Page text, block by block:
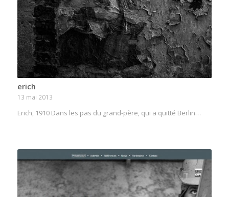
erich
13 mai 2013
Erich, 1910 Dans les pas du grand-père, qui a quitté Berlin…